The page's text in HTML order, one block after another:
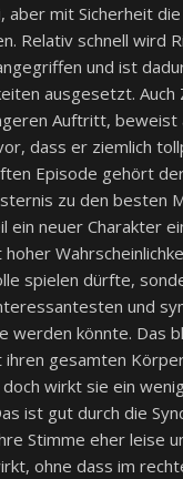
aber mit Sicherheit
Relativ schnell wird
und ist
ausgesetzt. Auch
Auftritt, beweist
dass er ziemlich
Episode gehört
zu den besten
ein neuer Charakter
spielen dürfte,
und
werden könnte. Das
ihren gesamten
wirkt sie ein
ist gut durch die
Stimme eher leise
ohne dass im